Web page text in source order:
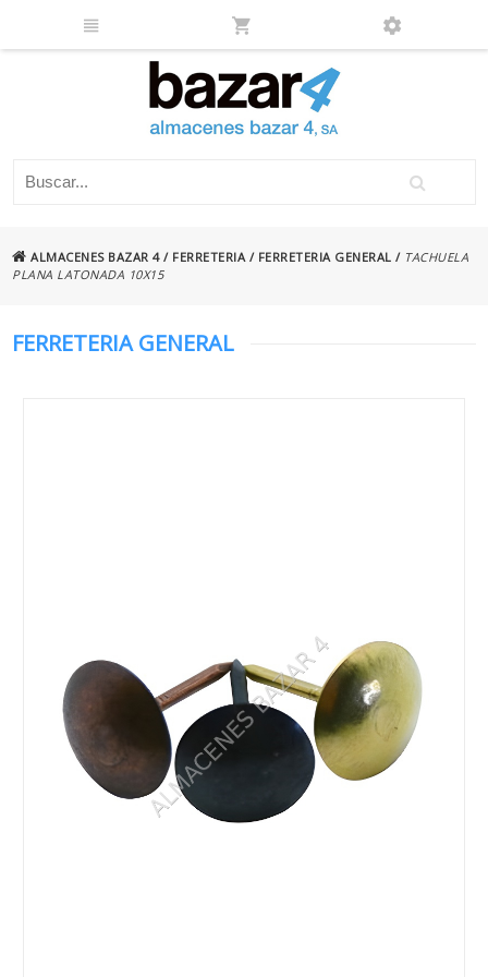
ALMACENES BAZAR 4/ FERRETERIA / FERRETERIA GENERAL / TACHUELA
PLANA LATONADA 10X15
FERRETERIA GENERAL